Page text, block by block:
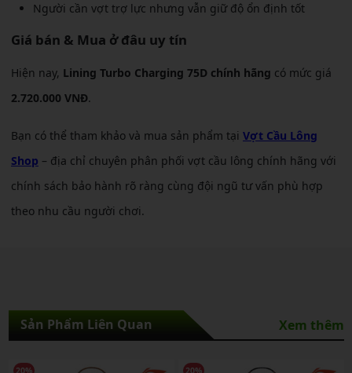
Người cần vợt trợ lực nhưng vẫn giữ độ ổn định tốt
Giá bán & Mua ở đâu uy tín
Hiện nay, Lining Turbo Charging 75D chính hãng có mức giá
2.720.000 VNĐ.
Bạn có thể tham khảo và mua sản phẩm tại Vợt Cầu Lông
Shop – địa chỉ chuyên phân phối vợt cầu lông chính hãng với
chính sách bảo hành rõ ràng cùng đội ngũ tư vấn phù hợp
theo nhu cầu người chơi.
Sản Phẩm Liên Quan Xem thêm
20% 20%